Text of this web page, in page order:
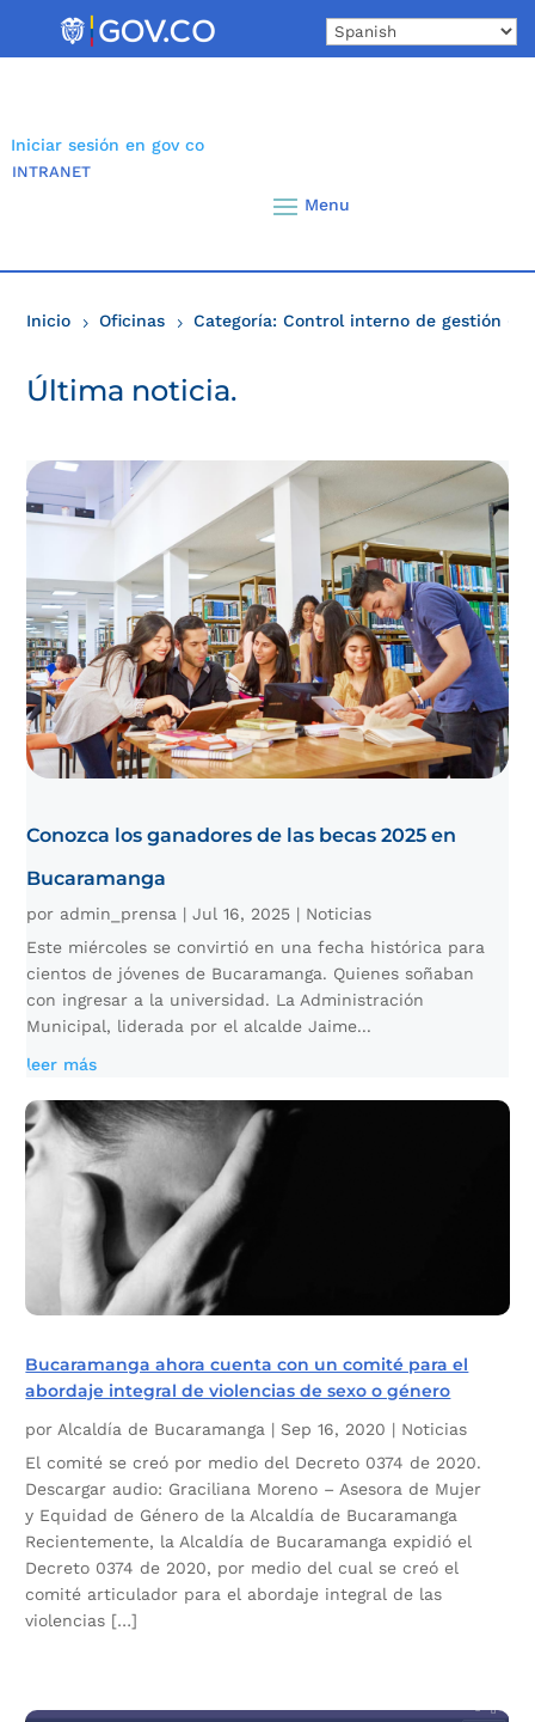
Iniciar sesión en gov co
INTRANET
Inicio 5 Oficinas 5 Categoría: Control interno de gestión
Última noticia.
Conozca los ganadores de las becas 2025 en
Bucaramanga
por admin_prensa |Jul 16, 2025 | Noticias
Este miércoles se convirtió en una fecha histórica para
cientos de jóvenes de Bucaramanga. Quienes soñaban
con ingresar a la universidad. La Administración
Municipal, liderada por el alcalde Jaime...
leer más
Bucaramanga ahora cuenta con un comité para el
abordaje integral de violencias de sexo o género
por Alcaldía de Bucaramanga | Sep 16, 2020 | Noticias
El comité se creó por medio del Decreto 0374 de 2020.
Descargar audio: Graciliana Moreno – Asesora de Mujer
y Equidad de Género de la Alcaldía de Bucaramanga
Recientemente, la Alcaldía de Bucaramanga expidió el
Decreto 0374 de 2020, por medio del cual se creó el
comité articulador para el abordaje integral de las
violencias […]